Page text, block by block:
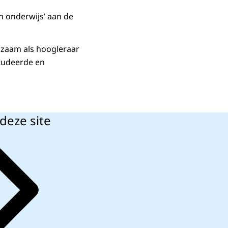
aan de
als hoogleraar
en
site